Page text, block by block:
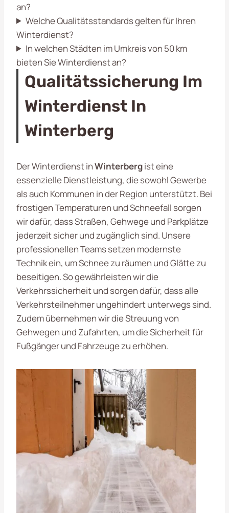
an?
Welche Qualitätsstandards gelten für Ihren
Winterdienst?
In welchen Städten im Umkreis von 50 km
bieten Sie Winterdienst an?
Qualitätssicherung Im
Winterdienst In
Winterberg
Der Winterdienst inWinterbergist eine
essenzielle Dienstleistung, die sowohl Gewerbe
als auch Kommunen in der Region unterstützt. Bei
frostigen Temperaturen und Schneefall sorgen
wir dafür, dass Straßen, Gehwege und Parkplätze
jederzeit sicher und zugänglich sind. Unsere
professionellen Teams setzen modernste
Technik ein, um Schnee zu räumen und Glätte zu
beseitigen. So gewährleisten wir die
Verkehrssicherheit und sorgen dafür, dass alle
Verkehrsteilnehmer ungehindert unterwegs sind.
Zudem übernehmen wir die Streuung von
Gehwegen und Zufahrten, um die Sicherheit für
Fußgänger und Fahrzeuge zu erhöhen.